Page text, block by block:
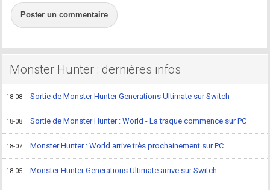
Poster un commentaire
Monster Hunter : dernières infos
18-08 Sortie de Monster Hunter Generations Ultimate sur Switch
18-08 Sortie de Monster Hunter : World - La traque commence sur PC
18-07 Monster Hunter : World arrive très prochainement sur PC
18-05 Monster Hunter Generations Ultimate arrive sur Switch